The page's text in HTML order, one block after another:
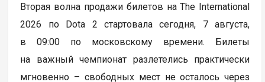
Вторая волна продажи билетов на The International
2026 по Dota 2 стартовала сегодня, 7 августа,
в 09:00 по московскому времени. Билеты
на важный чемпионат разлетелись практически
мгновенно – свободных мест не осталось через